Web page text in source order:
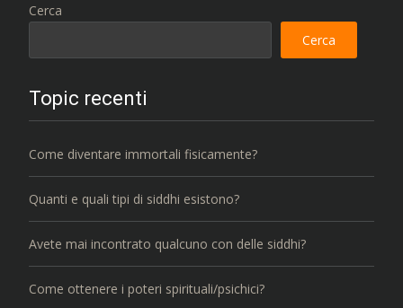
Cerca
Cerca
Topic recenti
Come diventare immortali fisicamente?
Quanti e quali tipi di siddhi esistono?
Avete mai incontrato qualcuno con delle siddhi?
Come ottenere i poteri spirituali/psichici?